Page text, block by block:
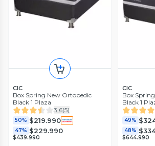
CIC
Box Spring New Ortopedic
Black 1 Plaza
3.6(5)
50% $219.990
47% $229.990
$439.990
CIC
Box
Black 1
Chocolate
49%
48%
$644.990